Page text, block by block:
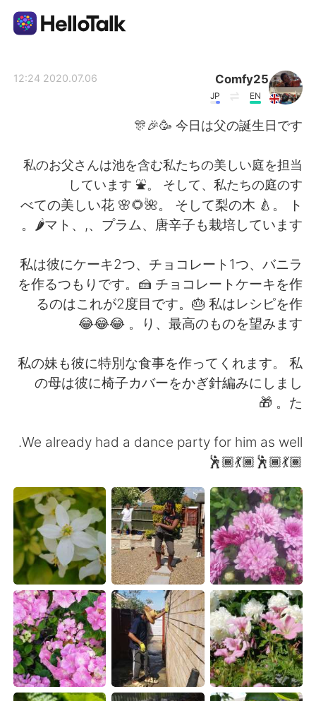
English 简体中文
Français Deutsch
한국어
Русский ไทย
Indonesia Italiano
Comfy25
EN
JP
2020.07.06 12:24
今日は父の誕生日です 🥳🎉🎊
私のお父さんは池を含む私たちの美しい庭を担当
しています ⛲。 そして、私たちの庭のす
べての美しい花 🌸🌻🌺。 そして梨の木 🍐。 ト
マト、,、プラム、唐辛子も栽培しています🌶。
私は彼にケーキ2つ、チョコレート1つ、バニラ
を作るつもりです。🍰 チョコレートケーキを作
るのはこれが2度目です。🎂 私はレシピを作
り、最高のものを望みます。 😂😂😂
私の妹も彼に特別な食事を作ってくれます。 私
の母は彼に椅子カバーをかぎ針編みにしまし
た。 🎁
We already had a dance party for him as well.
💃🏾🕺🏾💃🏾🕺🏾